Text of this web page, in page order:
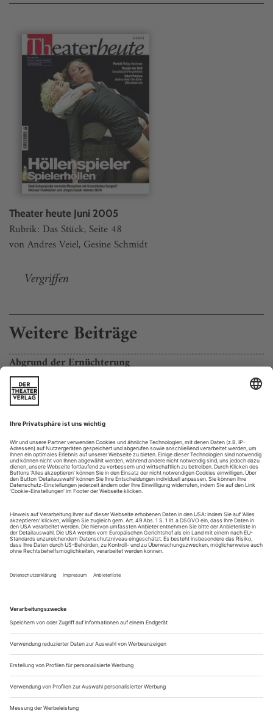
Theater heute Juni 2005
Rubrik: Das Stück, Seite 48
von Andres Veiel, Gesine Schmidt
Vergriffen
Weitere Beiträge
Abgrund der Ernüchterung
Oliver Bukowski «Gäste»
Geschlossen» signalisieren wuchtig schwarze Lettern auf dem
aufflackernden Prophezeiungen zum Trotz, nicht dem
liebenswert winzigen Theaterchen mit seinen knapp 300
Plätzen zu Füßen der Heideksburg. Gemeint ist ein
ehemaliger Schweinestall, irgendwo in einem gottverlassenen
östlichen Landstrich, in Oliver Bukowskis...
Sensibler blasser runder Po
Filmstars im Weltschmerz, New York im Retro-Fieber: Ethan Hawke
spielt in einer Neuauflage von David Rabes «Hurlyburly» aus dem
den Nachtclubs des Hipster-Stadtviertels Williamsburg schon
seit geraumer Zeit zum Mixtape-Soundtrack ihrer frühen
Jugend tanzen, kann man die nostalgischen
Geschmacklosigkeiten der Reagan-Ära jetzt auch im Westen
von Manhattans Midtown bewundern. Das frisch...
Wiener Fenstersturz